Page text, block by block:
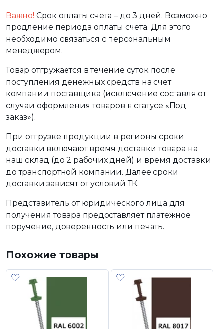
Важно! Срок оплаты счета – до 3 дней. Возможно
продление периода оплаты счета. Для этого
необходимо связаться с персональным
менеджером.
Товар отгружается в течение суток после
поступления денежных средств на счет
компании поставщика (исключение составляют
случаи оформления товаров в статусе «Под
заказ»).
При отгрузке продукции в регионы сроки
доставки включают время доставки товара на
наш склад (до 2 рабочих дней) и время доставки
до транспортной компании. Далее сроки
доставки зависят от условий ТК.
Представитель от юридического лица для
получения товара предоставляет платежное
поручение, доверенность или печать.
Похожие товары